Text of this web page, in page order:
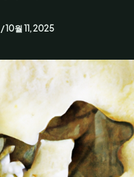
/10월 11, 2025